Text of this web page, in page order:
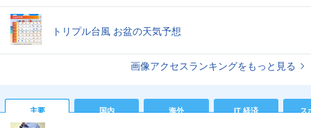
トリプル台風 お盆の天気予想
画像アクセスランキングをもっと見る
主要 国内 海外 IT 経済 ス